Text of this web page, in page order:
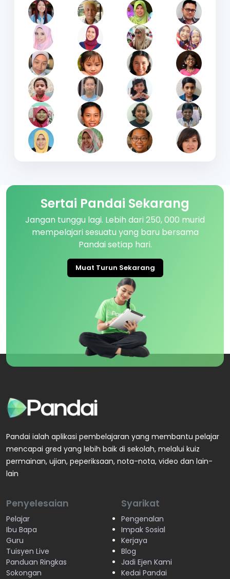
Sertai Pandai Sekarang
Jangan tunggu lagi. Lebih dari 250, 000 murid
mempelajari sesuatu yang baru bersama
Pandai setiap hari.
Muat Turun Sekarang
Pandai ialah aplikasi pembelajaran yang membantu pelajar
mencapai gred yang lebih baik di sekolah, melalui kuiz
permainan, ujian, peperiksaan, nota-nota, video dan lain-
lain
Penyelesaian
Pelajar
Ibu Bapa
Guru
Tuisyen Live
Panduan Ringkas
Sokongan
Syarikat
Pengenalan
Impak Sosial
Kerjaya
Blog
Jadi Ejen Kami
Kedai Pandai